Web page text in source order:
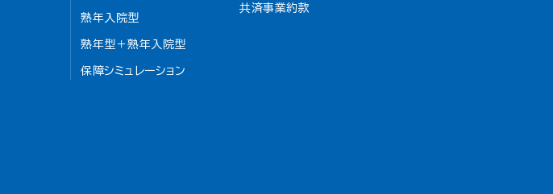
熟年入院型
熟年型＋熟年入院型
保障シミュレーション
共済事業約款